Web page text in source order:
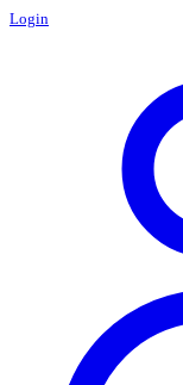
Login